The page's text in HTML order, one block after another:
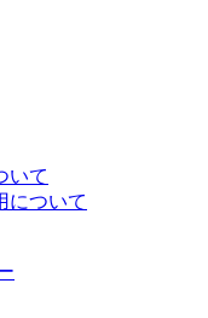
いて
について